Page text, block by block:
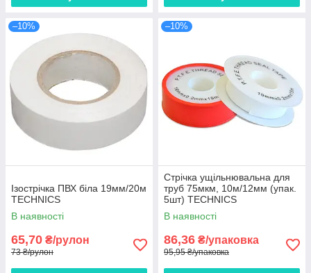
–10%
Ізострічка ПВХ біла 19мм/20м
TECHNICS
В наявності
65,70 ₴/рулон
73 ₴/рулон
–10%
Стрічка ущільнювальна для
труб 75мкм, 10м/12мм (упак.
5шт) TECHNICS
В наявності
86,36 ₴/упаковка
95,95 ₴/упаковка